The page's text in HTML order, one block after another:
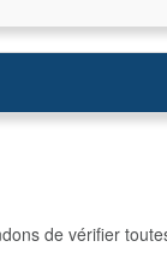
de vérifier